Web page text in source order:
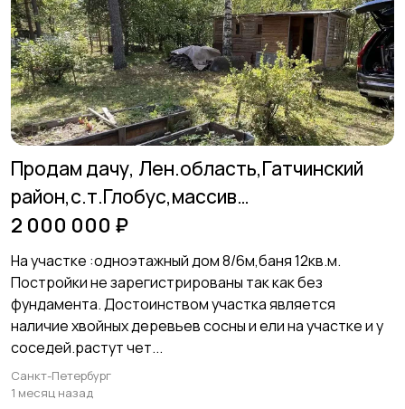
Аренда комнаты
посуточно
Аренда дома
посуточно
Продам дачу, Лен.область,Гатчинский
район,с.т.Глобус,массив
Красница,участок
2 000 000 ₽
На участке :одноэтажный дом 8/6м,баня 12кв.м.
Постройки не зарегистрированы так как без
фундамента. Достоинством участка является
наличие хвойных деревьев сосны и ели на участке и у
соседей.растут чет...
Санкт-Петербург
1 месяц назад